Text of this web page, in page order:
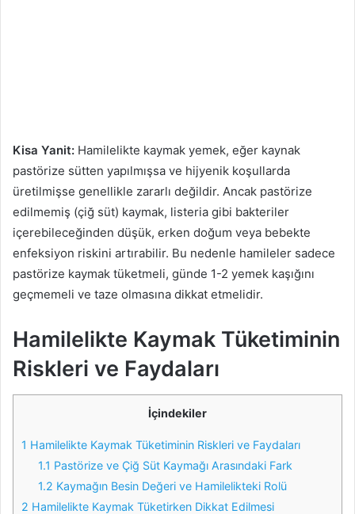
Kisa Yanit: Hamilelikte kaymak yemek, eğer kaynak
pastörize sütten yapılmışsa ve hijyenik koşullarda
üretilmişse genellikle zararlı değildir. Ancak pastörize
edilmemiş (çiğ süt) kaymak, listeria gibi bakteriler
içerebileceğinden düşük, erken doğum veya bebekte
enfeksiyon riskini artırabilir. Bu nedenle hamileler sadece
pastörize kaymak tüketmeli, günde 1-2 yemek kaşığını
geçmemeli ve taze olmasına dikkat etmelidir.
Hamilelikte Kaymak Tüketiminin
Riskleri ve Faydaları
İçindekiler
1 Hamilelikte Kaymak Tüketiminin Riskleri ve Faydaları
1.1 Pastörize ve Çiğ Süt Kaymağı Arasındaki Fark
1.2 Kaymağın Besin Değeri ve Hamilelikteki Rolü
2 Hamilelikte Kaymak Tüketirken Dikkat Edilmesi